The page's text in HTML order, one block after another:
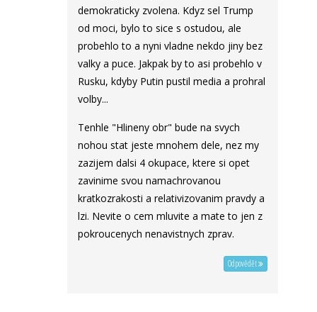
demokraticky zvolena. Kdyz sel Trump
od moci, bylo to sice s ostudou, ale
probehlo to a nyni vladne nekdo jiny bez
valky a puce. Jakpak by to asi probehlo v
Rusku, kdyby Putin pustil media a prohral
volby...
Tenhle "Hlineny obr" bude na svych
nohou stat jeste mnohem dele, nez my
zazijem dalsi 4 okupace, ktere si opet
zavinime svou namachrovanou
kratkozrakosti a relativizovanim pravdy a
lzi. Nevite o cem mluvite a mate to jen z
pokroucenych nenavistnych zprav.
Odpovědět